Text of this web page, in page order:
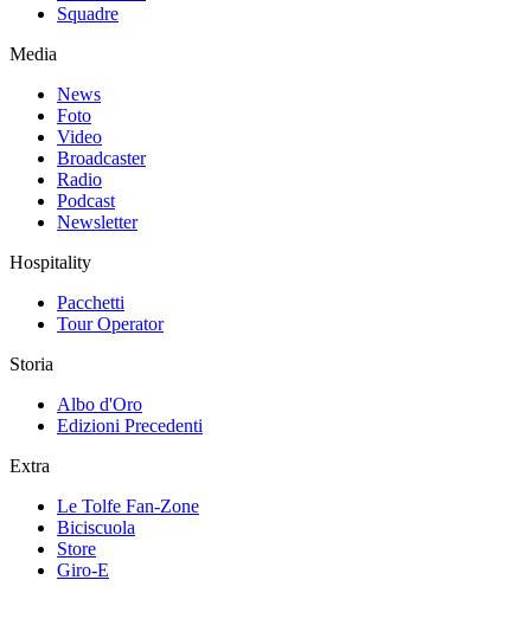
Squadre
Media
News
Foto
Video
Broadcaster
Radio
Podcast
Newsletter
Hospitality
Pacchetti
Tour Operator
Storia
Albo d'Oro
Edizioni Precedenti
Extra
Le Tolfe Fan-Zone
Biciscuola
Store
Giro-E